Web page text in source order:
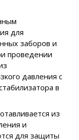
для
заборов и
проведении
давления с
в
из
и
для защиты